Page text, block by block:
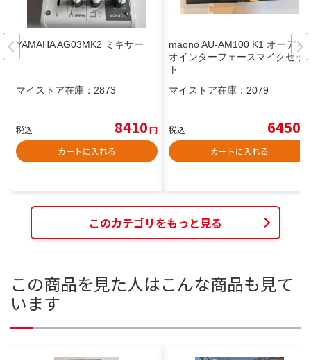
YAMAHA AG03MK2 ミキサー
マイストア在庫： 2873
税込 8410円
カートに入れる
maono AU-AM100 K1 オーディ
オインターフェースマイクセッ
ト
マイストア在庫： 2079
税込 6450
カートに入れる
このカテゴリをもっと見る
この商品を見た人はこんな商品も見て
います